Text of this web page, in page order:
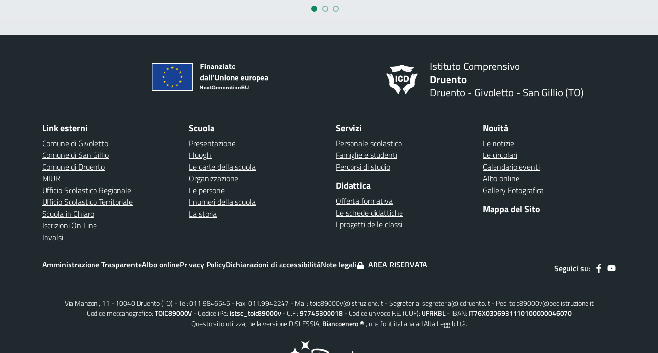
Istituto Comprensivo
Druento
Druento - Givoletto - San Gillio (TO)
Link esterni
Comune di Givoletto
Comune di San Gillio
Comune di Druento
MIUR
Ufficio Scolastico Regionale
Ufficio Scolastico Territoriale
Scuola in Chiaro
Iscrizioni On Line
Invalsi
Scuola
Presentazione
I luoghi
Le carte della scuola
Organizzazione
Le persone
I numeri della scuola
La storia
Servizi
Personale scolastico
Famiglie e studenti
Percorsi di studio
Didattica
Offerta formativa
Le schede didattiche
I progetti delle classi
Novità
Le notizie
Le circolari
Calendario eventi
Albo online
Gallery Fotografica
Mappa del Sito
Amministrazione TrasparenteAlbo onlinePrivacy PolicyDichiarazioni di accessibilitàNote legali AREA RISERVATA Seguici su:
Via Manzoni, 11 - 10040 Druento (TO) Tel: 011.9846545 Fax: 011.9942247 Mail:toic89000v@istruzione.it Segreteria:segreteria@icdruento.it Pec:toic89000v@pec.istruzione.it
Codice meccanografico:TOIC89000V Codice iPa: istsc_toic89000v C.F.:97745300018 Codice univoco F.E. (CUF): UFRKBL IBAN: IT76X0306931110100000046070
Questo sito utilizza, nella versione DISLESSIA, Biancoenero ® , una font italiana ad Alta Leggibilità.